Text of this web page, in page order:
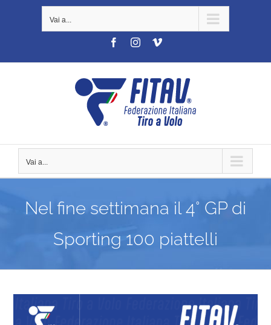
Vai a...
FacebookInstagramVimeo
Vai a...
Nel fine settimana il 4° GP di
Sporting 100 piattelli
immagine